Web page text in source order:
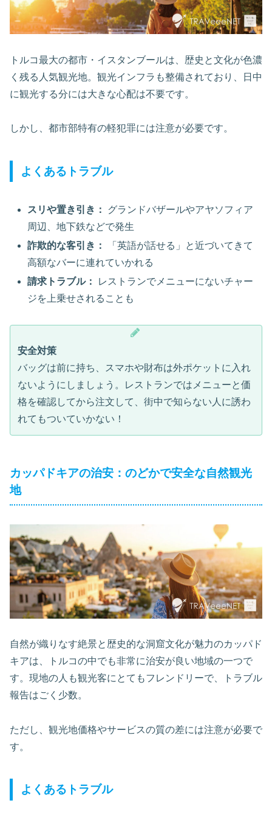
トルコ最大の都市・イスタンブールは、歴史と文化が色濃
く残る人気観光地。観光インフラも整備されており、日中
に観光する分には大きな心配は不要です。
しかし、都市部特有の軽犯罪には注意が必要です。
よくあるトラブル
スリや置き引き：
グランドバザールやアヤソフィア
周辺、地下鉄などで発生
詐欺的な客引き：
「英語が話せる」と近づいてきて
高額なバーに連れていかれる
請求トラブル：
レストランでメニューにないチャー
ジを上乗せされることも
安全対策
バッグは前に持ち、スマホや財布は外ポケットに入れ
ないようにしましょう。レストランではメニューと価
格を確認してから注文して、街中で知らない人に誘わ
れてもついていかない！
カッパドキアの治安：のどかで安全な自然観光
地
自然が織りなす絶景と歴史的な洞窟文化が魅力のカッパド
キアは、トルコの中でも非常に治安が良い地域の一つで
す。現地の人も観光客にとてもフレンドリーで、トラブル
報告はごく少数。
ただし、観光地価格やサービスの質の差には注意が必要で
す。
よくあるトラブル